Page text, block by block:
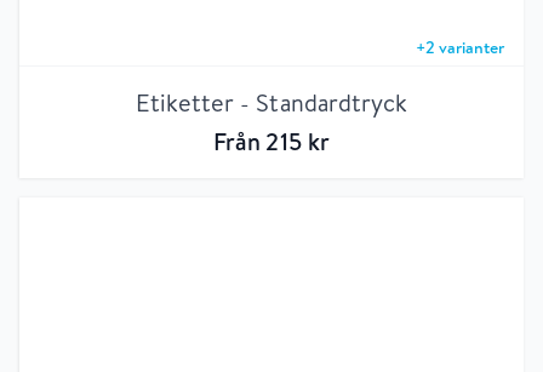
+2 varianter
Etiketter - Standardtryck
Från 215kr